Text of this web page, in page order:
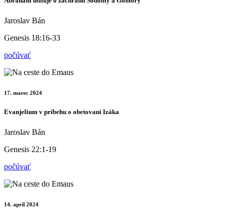
Jaroslav Bán
Genesis 18:16-33
počúvať
17. marec 2024
Evanjelium v príbehu o obetovani Izáka
Jaroslav Bán
Genesis 22:1-19
počúvať
14. apríl 2024